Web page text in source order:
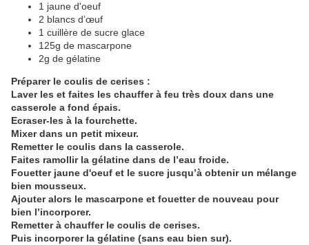
1 jaune d'oeuf
2 blancs d’œuf
1 cuillère de sucre glace
125g de mascarpone
2g de gélatine
Préparer le coulis de cerises :
Laver les et faites les chauffer à feu très doux dans une
casserole a fond épais.
Ecraser-les à la fourchette.
Mixer dans un petit mixeur.
Remetter le coulis dans la casserole.
Faites ramollir la gélatine dans de l’eau froide.
Fouetter jaune d'oeuf et le sucre jusqu’à obtenir un mélange
bien mousseux.
Ajouter alors le mascarpone et fouetter de nouveau pour
bien l’incorporer.
Remetter à chauffer le coulis de cerises.
Puis incorporer la gélatine (sans eau bien sur).